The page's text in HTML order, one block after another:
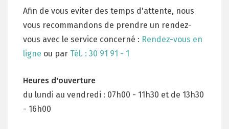
Afin de vous eviter des temps d'attente, nous
vous recommandons de prendre un rendez-
vous avec le service concerné : Rendez-vous en
ligne ou par Tél. : 30 91 91 - 1
Heures d'ouverture
du lundi au vendredi : 07h00 - 11h30 et de 13h30
- 16h00